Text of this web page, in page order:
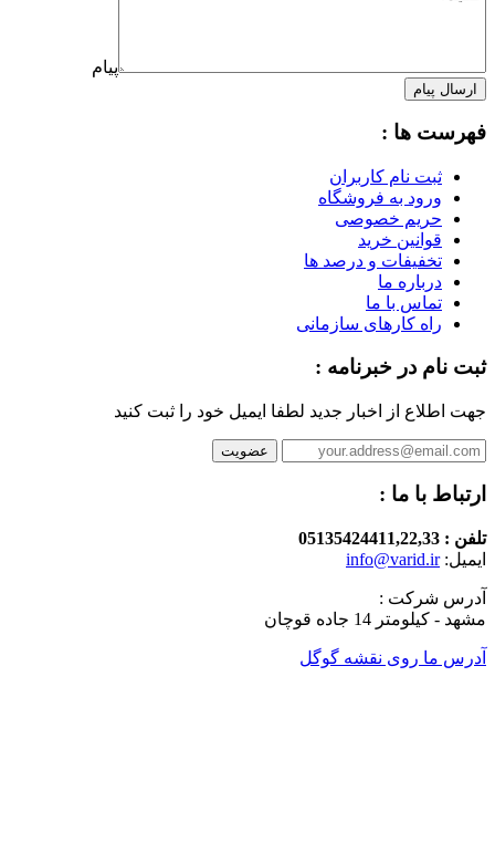
پیام
ارسال پیام
فهرست ها :
ثبت نام کاربران
ورود به فروشگاه
حریم خصوصی
قوانین خرید
تخفیفات و درصد ها
درباره ما
تماس با ما
راه کارهای سازمانی
ثبت نام در خبرنامه :
جهت اطلاع از اخبار جدید لطفا ایمیل خود را ثبت کنید
ارتباط با ما :
تلفن : 05135424411,22,33
ایمیل:info@varid.ir
آدرس شرکت :
مشهد - کیلومتر 14 جاده قوچان
آدرس ما روی نقشه گوگل